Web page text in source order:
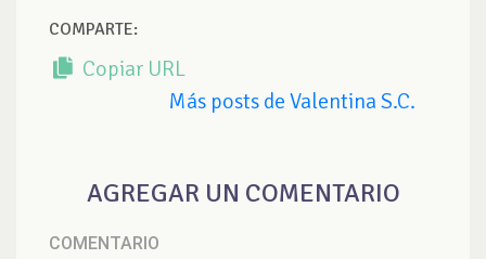
COMPARTE:
Copiar URL
Más posts de Valentina S.C.
AGREGAR UN COMENTARIO
COMENTARIO